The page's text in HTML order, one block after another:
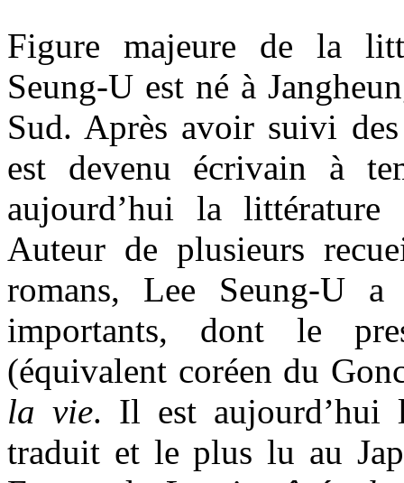
Figure majeure de la
Seung-U est né à
Sud. Après avoir suivi
est devenu écrivain à
aujourd’hui la littérature
Auteur de plusieurs
romans, Lee Seung-U
importants, dont le
(équivalent coréen du
la vie. Il est aujourd’hui
traduit et le plus lu au